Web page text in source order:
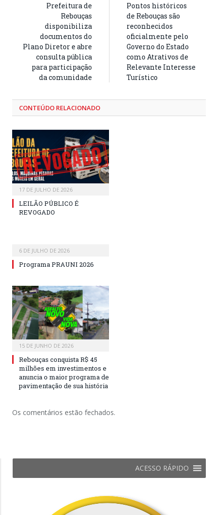
Prefeitura de
Rebouças
disponibiliza
documentos do
Plano Diretor e abre
consulta pública
para participação
da comunidade
Pontos históricos
de Rebouças são
reconhecidos
oficialmente pelo
Governo do Estado
como Atrativos de
Relevante Interesse
Turístico
CONTEÚDO RELACIONADO
17 DE JULHO DE 2026
LEILÃO PÚBLICO É
REVOGADO
6 DE JULHO DE 2026
Programa PRAUNI 2026
15 DE JUNHO DE 2026
Rebouças conquista R$ 45
milhões em investimentos e
anuncia o maior programa de
pavimentação de sua história
Os comentários estão fechados.
ACESSO RÁPIDO